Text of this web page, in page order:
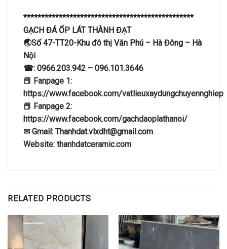
************************************************
GẠCH ĐÁ ỐP LÁT THÀNH ĐẠT
🌏Số 47-TT20-Khu đô thị Văn Phú – Hà Đông – Hà
Nội
☎: 0966.203.942 – 096.101.3646
📕 Fanpage 1:
https://www.facebook.com/vatlieuxaydungchuyennghiep
📕 Fanpage 2:
https://www.facebook.com/gachdaoplathanoi/
✉ Gmail: Thanhdat.vlxdht@gmail.com
Website: thanhdatceramic.com
RELATED PRODUCTS